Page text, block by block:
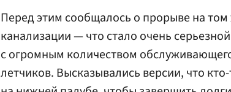
Перед этим сообщалось о прорыве на
канализации — что стало очень
с огромным количеством
летчиков. Высказывались версии, что